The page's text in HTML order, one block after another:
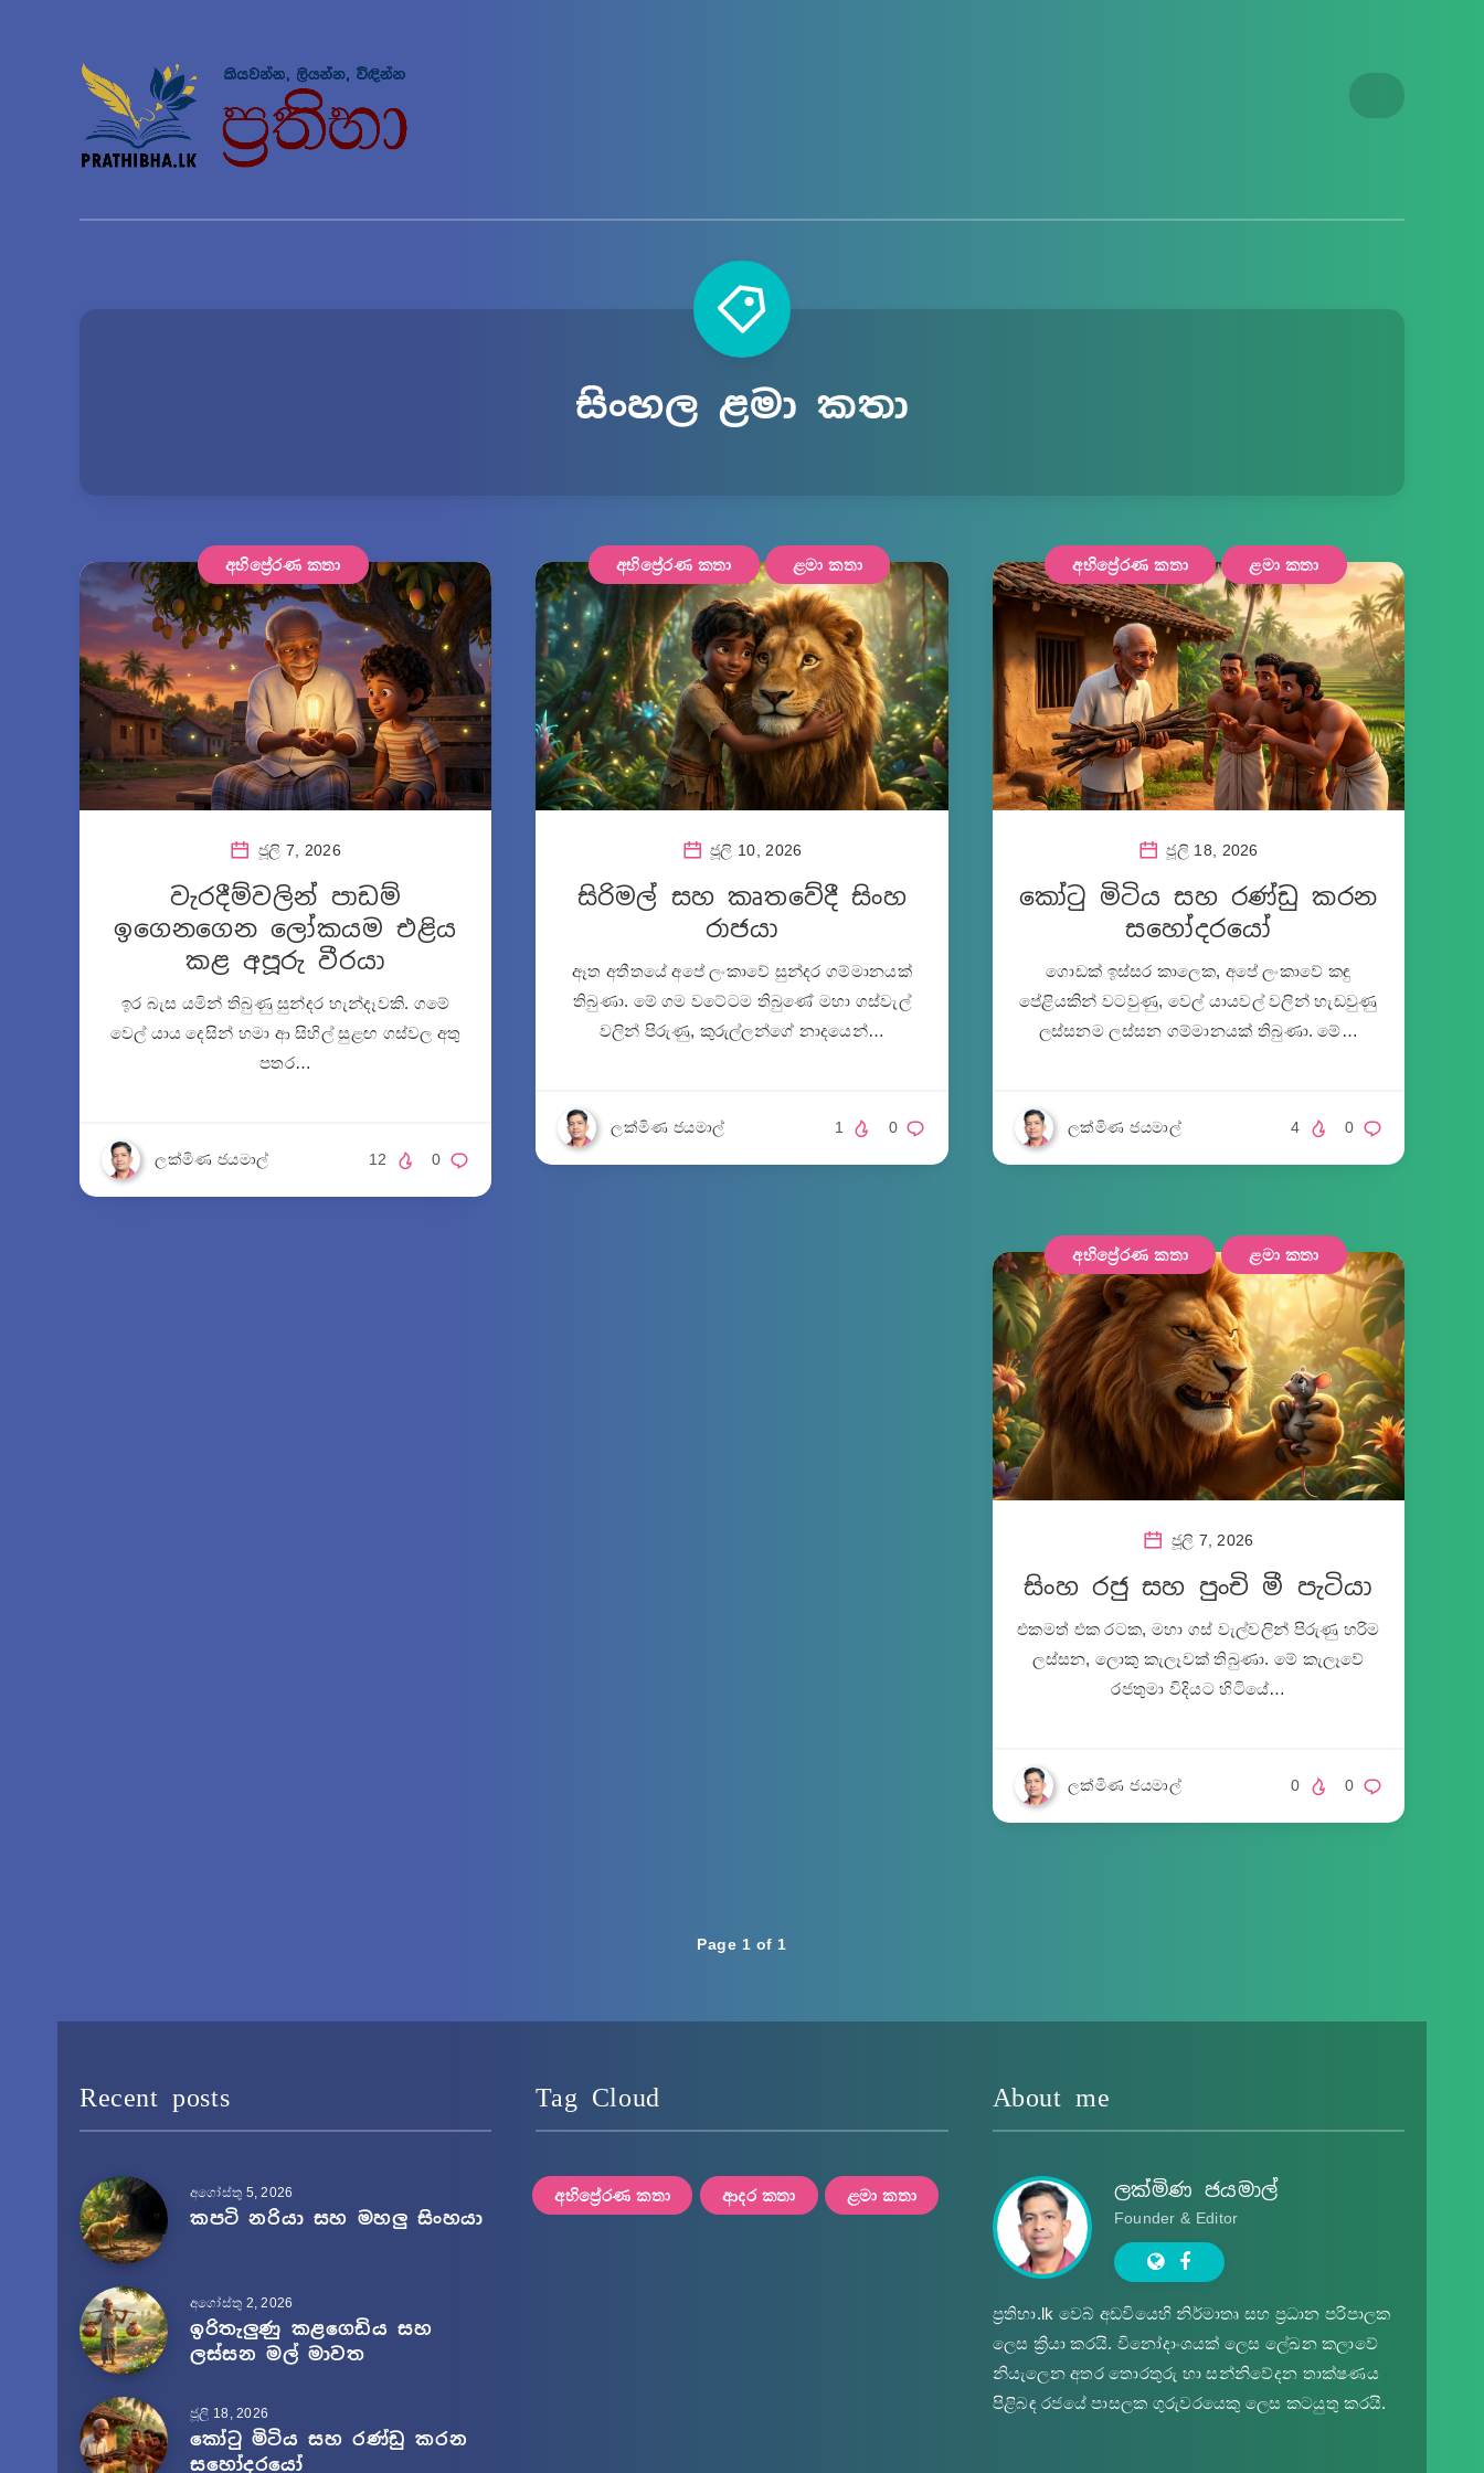
සිංහල ළමා කතා
අභිප්‍රේරණ කතා ළමා කතා
ජූලි 18, 2026
කෝටු මිටිය සහ රණ්ඩු කරන
සහෝදරයෝ
ගොඩක් ඉස්සර කාලෙක, අපේ ලංකාවේ කඳු
පේළියකින් වටවුණු, වෙල් යායවල් වලින් හැඩවුණු
ලස්සනම ලස්සන ගම්මානයක් තිබුණා. මේ…
ලක්මිණ ජයමාල් 0
4
අභිප්‍රේරණ කතා ළමා කතා
ජූලි 10, 2026
සිරිමල් සහ කෘතවේදී සිංහ
රාජයා
ඈත අතීතයේ අපේ ලංකාවේ සුන්දර ගම්මානයක්
තිබුණා. මේ ගම වටේටම තිබුණේ මහා ගස්වැල්
වලින් පිරුණු, කුරුල්ලන්ගේ නාදයෙන්…
ලක්මිණ ජයමාල් 0
1
අභිප්‍රේරණ කතා
ජූලි 7, 2026
වැරදීම්වලින් පාඩම්
ඉගෙනගෙන ලෝකයම එළිය
කළ අපූරු වීරයා
ඉර බැස යමින් තිබුණු සුන්දර හැන්දෑවකි. ගමේ
වෙල් යාය දෙසින් හමා ආ සිහිල් සුළඟ ගස්වල අතු
පතර…
ලක්මිණ ජයමාල් 0
12
අභිප්‍රේරණ කතා ළමා කතා
ජූලි 7, 2026
සිංහ රජු සහ පුංචි මී පැටියා
එකමත් එක රටක, මහා ගස් වැල්වලින් පිරුණු හරිම
ලස්සන, ලොකු කැලෑවක් තිබුණා. මේ කැලෑවේ
රජතුමා විදියට හිටියේ…
ලක්මිණ ජයමාල් 0
0
Page 1 of 1
Recent posts
අගෝස්තු 5, 2026
කපටි නරියා සහ මහලු සිංහයා
අගෝස්තු 2, 2026
ඉරිතැලුණු කළගෙඩිය සහ
ලස්සන මල් මාවත
ජූලි 18, 2026
කෝටු මිටිය සහ රණ්ඩු කරන
සහෝදරයෝ
Tag Cloud
අභිප්‍රේරණ කතා ආදර කතා ළමා කතා
About me
ලක්මිණ ජයමාල්
Founder & Editor
ප්‍ර‍තිභා.lk වෙබ් අඩවියෙහි නිර්මාතෘ සහ ප්‍ර‍ධාන පරිපාලක
ලෙස ක්‍රියා කරයි. විනෝදාංශයක් ලෙස ලේඛන කලාවේ
නියැලෙන අතර තොරතුරු හා සන්නිවේදන තාක්ෂණය
පිළිබඳ රජයේ පාසලක ගුරුවරයෙකු ලෙස කටයුතු කරයි.